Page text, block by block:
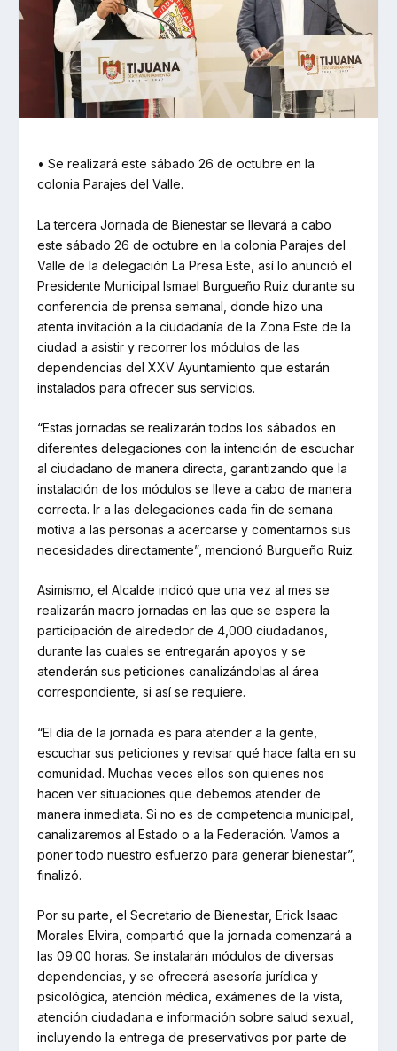
• Se realizará este sábado 26 de octubre en la
colonia Parajes del Valle.
La tercera Jornada de Bienestar se llevará a cabo
este sábado 26 de octubre en la colonia Parajes del
Valle de la delegación La Presa Este, así lo anunció el
Presidente Municipal Ismael Burgueño Ruiz durante su
conferencia de prensa semanal, donde hizo una
atenta invitación a la ciudadanía de la Zona Este de la
ciudad a asistir y recorrer los módulos de las
dependencias del XXV Ayuntamiento que estarán
instalados para ofrecer sus servicios.
“Estas jornadas se realizarán todos los sábados en
diferentes delegaciones con la intención de escuchar
al ciudadano de manera directa, garantizando que la
instalación de los módulos se lleve a cabo de manera
correcta. Ir a las delegaciones cada fin de semana
motiva a las personas a acercarse y comentarnos sus
necesidades directamente”, mencionó Burgueño Ruiz.
Asimismo, el Alcalde indicó que una vez al mes se
realizarán macro jornadas en las que se espera la
participación de alrededor de 4,000 ciudadanos,
durante las cuales se entregarán apoyos y se
atenderán sus peticiones canalizándolas al área
correspondiente, si así se requiere.
“El día de la jornada es para atender a la gente,
escuchar sus peticiones y revisar qué hace falta en su
comunidad. Muchas veces ellos son quienes nos
hacen ver situaciones que debemos atender de
manera inmediata. Si no es de competencia municipal,
canalizaremos al Estado o a la Federación. Vamos a
poner todo nuestro esfuerzo para generar bienestar”,
finalizó.
Por su parte, el Secretario de Bienestar, Erick Isaac
Morales Elvira, compartió que la jornada comenzará a
las 09:00 horas. Se instalarán módulos de diversas
dependencias, y se ofrecerá asesoría jurídica y
psicológica, atención médica, exámenes de la vista,
atención ciudadana e información sobre salud sexual,
incluyendo la entrega de preservativos por parte de